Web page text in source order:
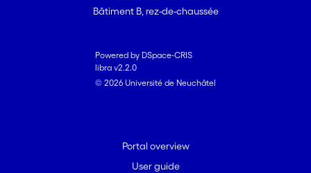
Bâtiment B, rez-de-chaussée
Powered by DSpace-CRIS
libra v2.2.0
© 2026 Université de Neuchâtel
Portal overview
User guide